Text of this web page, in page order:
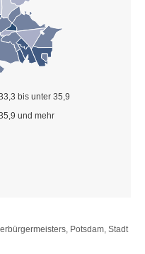
bis unter 35,9
und mehr
Potsdam, Stadt